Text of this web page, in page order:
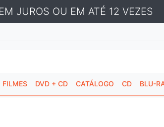
JUROS OU EM ATÉ 12 VEZES
FILMES DVD + CD CATÁLOGO CD BLU-